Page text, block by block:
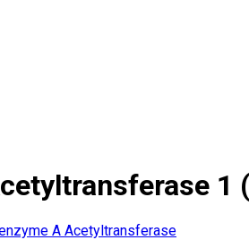
1
A Acetyltransferase